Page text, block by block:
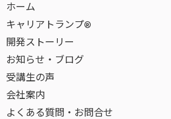
ホーム
キャリアトランプ®
開発ストーリー
お知らせ・ブログ
受講生の声
会社案内
よくある質問・お問合せ